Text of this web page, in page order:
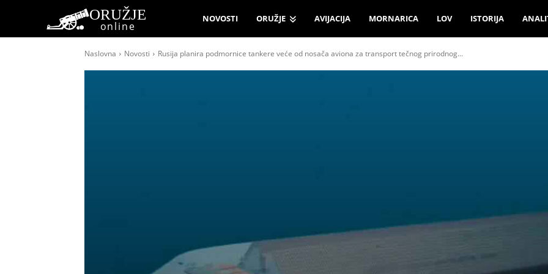
ORUŽJE
online
NOVOSTI ORUŽJE AVIJACIJA MORNARICA LOV ISTORIJA
Naslovna Novosti Rusija planira podmornice tankere veće od nosača aviona za transport tečnog prirodnog...